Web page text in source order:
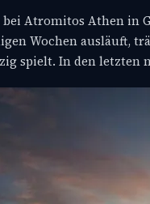
Atromitos Athen in
Wochen ausläuft,
spielt. In den letzten